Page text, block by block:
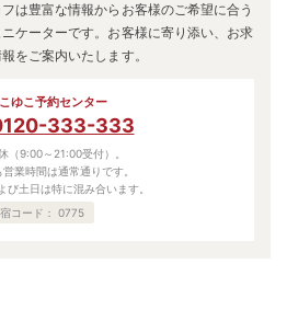
は豊富な情報からお客様のご希望に合う
ケーターです。お客様に寄り添い、お求
をご案内いたします。
ゆこ予約センター
333-333
（9:00～21:00受付）。
業時間は通常通りです。
び土日は特に混み合います。
宿コード： 0775